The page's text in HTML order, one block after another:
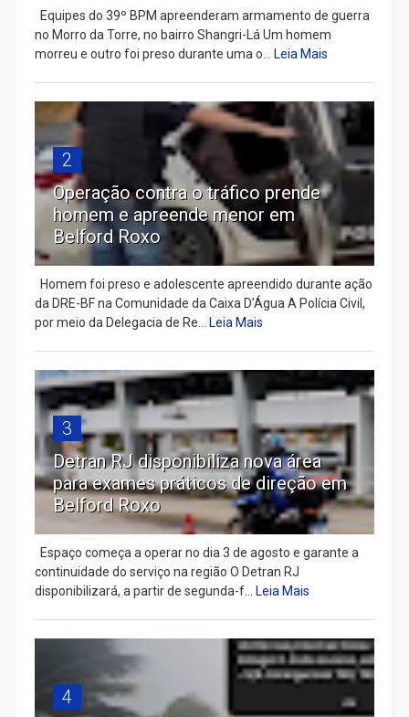
Equipes do 39º BPM apreenderam armamento de guerra
no Morro da Torre, no bairro Shangri-Lá Um homem
morreu e outro foi preso durante uma o...
Leia Mais
2
Operação contra o tráfico prende
homem e apreende menor em
Belford Roxo
Homem foi preso e adolescente apreendido durante ação
da DRE-BF na Comunidade da Caixa D’Água A Polícia Civil,
por meio da Delegacia de Re...
Leia Mais
3
Detran RJ disponibiliza nova área
para exames práticos de direção em
Belford Roxo
Espaço começa a operar no dia 3 de agosto e garante a
continuidade do serviço na região O Detran RJ
disponibilizará, a partir de segunda-f...
Leia Mais
4